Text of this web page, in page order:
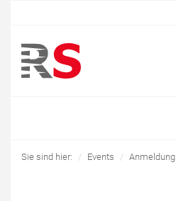
Sie sind hier: Events Anmeldung